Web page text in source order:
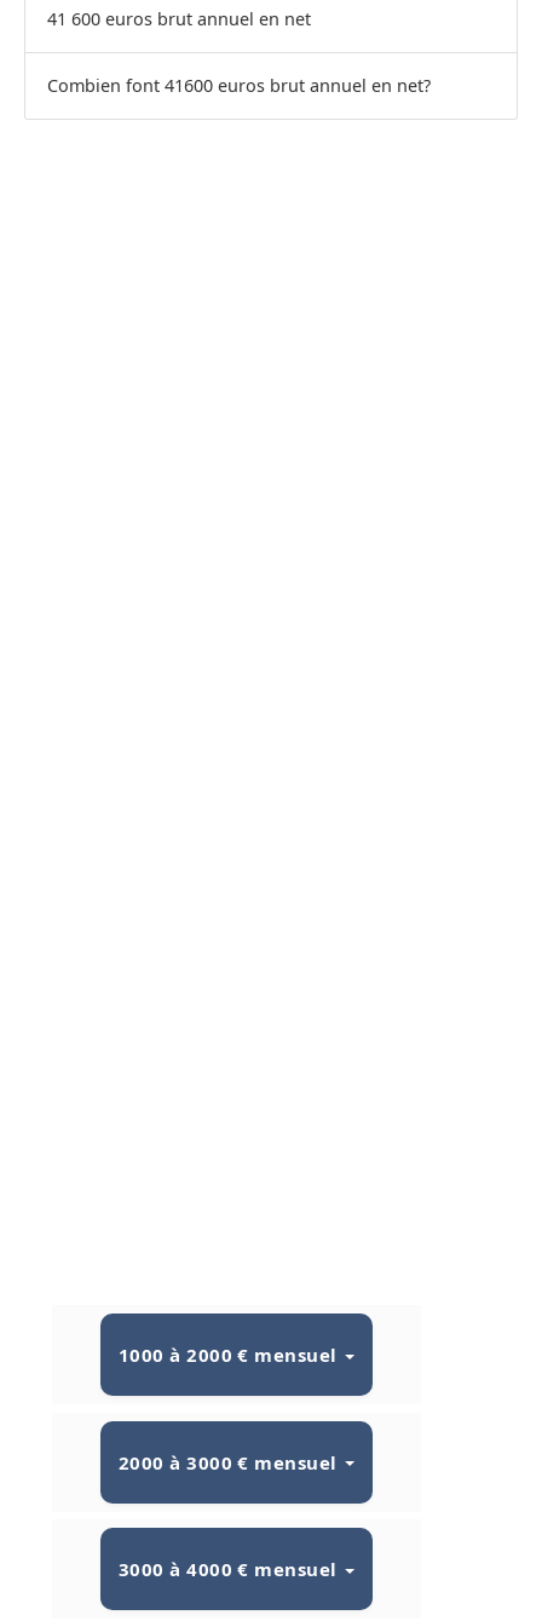
41 600 euros brut annuel en net
Combien font 41600 euros brut annuel en net?
1000 à 2000 € mensuel
2000 à 3000 € mensuel
3000 à 4000 € mensuel